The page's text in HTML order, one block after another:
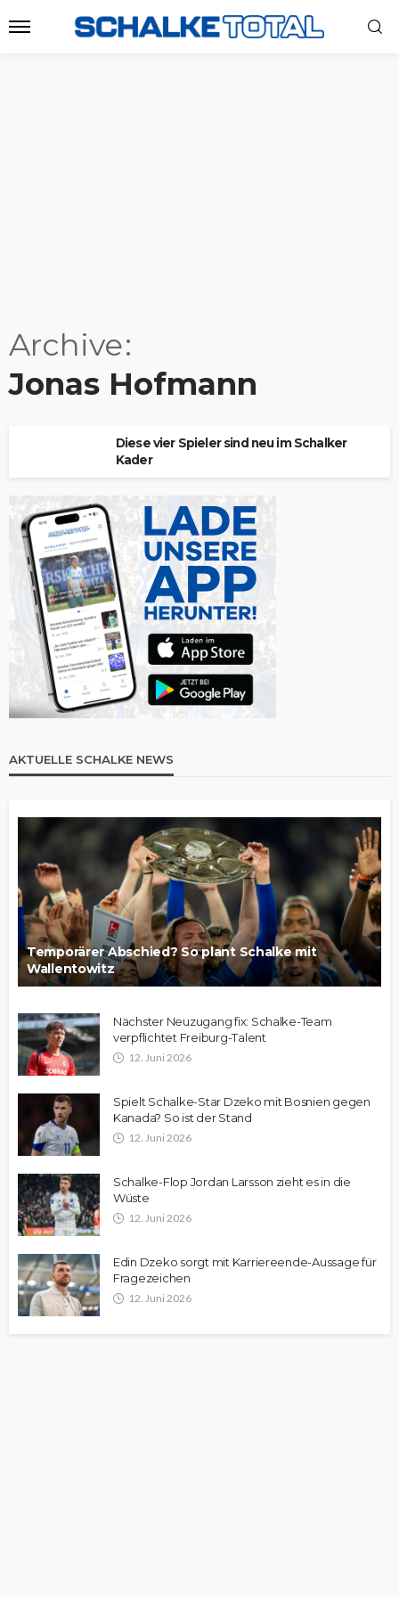
Archive
Jonas Hofmann
Diese vier Spieler sind neu im Schalker
Kader
AKTUELLE SCHALKE NEWS
Temporärer Abschied? So plant Schalke mit
Wallentowitz
Nächster Neuzugang fix: Schalke-Team
verpflichtet Freiburg-Talent
12. Juni 2026
Spielt Schalke-Star Dzeko mit Bosnien gegen
Kanada? So ist der Stand
12. Juni 2026
Schalke-Flop Jordan Larsson zieht es in die
Wüste
12. Juni 2026
Edin Dzeko sorgt mit Karriereende-Aussage für
Fragezeichen
12. Juni 2026